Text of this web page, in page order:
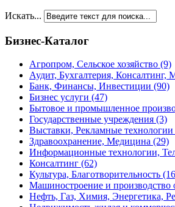
Искать...
Бизнес-Каталог
Агропром, Сельское хозяйство (9)
Аудит, Бухгалтерия, Консалтинг,
Банк, Финансы, Инвестиции (90)
Бизнес услуги (47)
Бытовое и промышленное
Государственные учреждения (3)
Выставки, Рекламные технологии
Здравоохранение, Медицина (29)
Информационные технологии,
Консалтинг (62)
Культура, Благотворительность
Машиностроение и производство
Нефть, Газ, Химия, Энергетика,